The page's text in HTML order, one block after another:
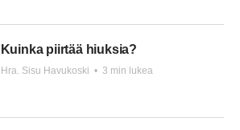
Kuinka piirtää hiuksia?
Hra. Sisu Havukoski • 3 min lukea